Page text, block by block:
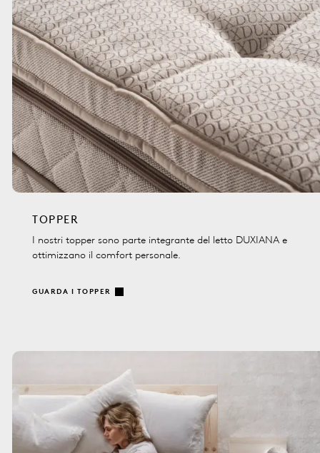
TOPPER
I nostri topper sono parte integrante del letto DUXIANA e
ottimizzano il comfort personale.
GUARDA I TOPPER